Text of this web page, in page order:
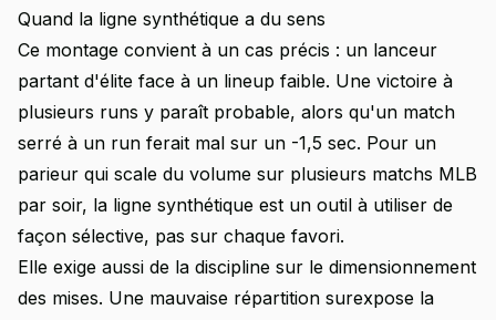
Quand la ligne synthétique a du sens
Ce montage convient à un cas précis : un lanceur
partant d'élite face à un lineup faible. Une victoire à
plusieurs runs y paraît probable, alors qu'un match
serré à un run ferait mal sur un -1,5 sec. Pour un
parieur qui scale du volume sur plusieurs matchs MLB
par soir, la ligne synthétique est un outil à utiliser de
façon sélective, pas sur chaque favori.
Elle exige aussi de la discipline sur le dimensionnement
des mises. Une mauvaise répartition surexpose la